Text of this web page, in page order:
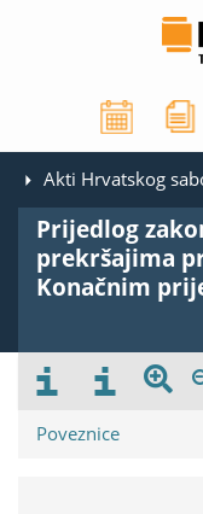
Akti Hrvatskog
Prijedlog
prekršajima
Konačnim
Poveznice